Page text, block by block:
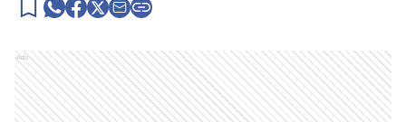
Ads